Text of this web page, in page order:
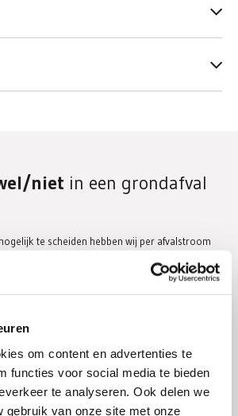
om content en advertenties te
functies voor social media te bieden
te analyseren. Ook delen we
gebruik van onze site met onze
niet in een grondafval
te scheiden hebben wij per afvalstroom